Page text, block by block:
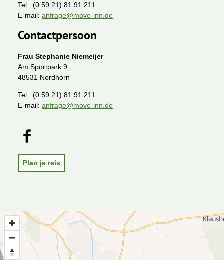
Tel.: (0 59 21) 81 91 211
E-mail: anfrage@move-inn.de
Contactpersoon
Frau Stephanie Niemeijer
Am Sportpark 9
48531 Nordhorn
Tel.: (0 59 21) 81 91 211
E-mail: anfrage@move-inn.de
F
c
e
b
Plan je reis